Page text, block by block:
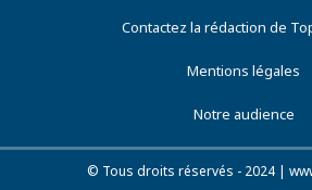
Contactez la rédaction de
Mentions légales
Notre audience
© Tous droits réservés - 2024 |